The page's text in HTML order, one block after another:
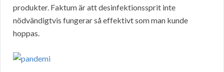
produkter. Faktum är att desinfektionssprit inte
nödvändigtvis fungerar så effektivt som man kunde
hoppas.